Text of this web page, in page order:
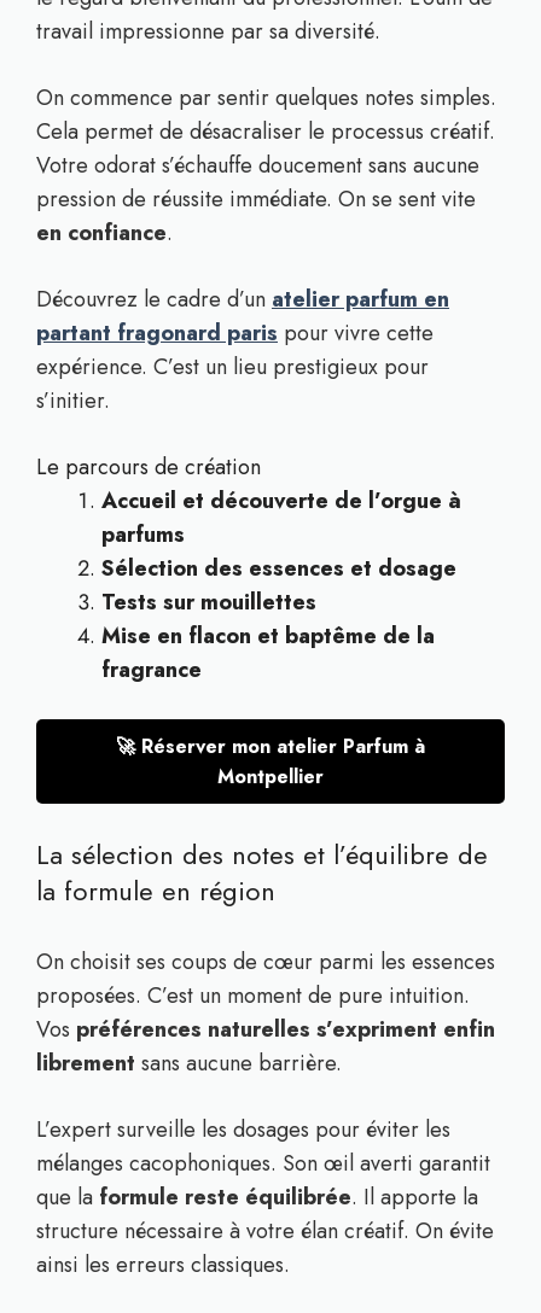
travail impressionne par sa diversité.
On commence par sentir quelques notes simples.
Cela permet de désacraliser le processus créatif.
Votre odorat s’échauffe doucement sans aucune
pression de réussite immédiate. On se sent vite
en confiance.
Découvrez le cadre d’un atelier parfum en
partant fragonard paris pour vivre cette
expérience. C’est un lieu prestigieux pour
s’initier.
Le parcours de création
Accueil et découverte de l’orgue à
parfums
Sélection des essences et dosage
Tests sur mouillettes
Mise en flacon et baptême de la
fragrance
🚀 Réserver mon atelier Parfum à
Montpellier
La sélection des notes et l’équilibre de
la formule en région
On choisit ses coups de cœur parmi les essences
proposées. C’est un moment de pure intuition.
Vos préférences naturelles s’expriment enfin
librement sans aucune barrière.
L’expert surveille les dosages pour éviter les
mélanges cacophoniques. Son œil averti garantit
que la formule reste équilibrée. Il apporte la
structure nécessaire à votre élan créatif. On évite
ainsi les erreurs classiques.